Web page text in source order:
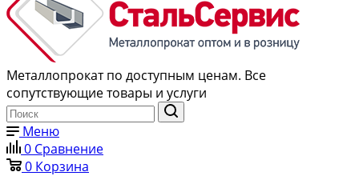
Металлопрокат по доступным ценам. Все
сопутствующие товары и услуги
Меню
0 Сравнение
0 Корзина